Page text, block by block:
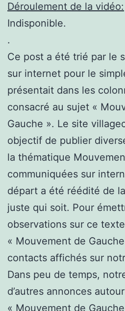
Déroulement de la vidéo:
Indisponible.
.
Ce post a été trié par le
sur internet pour le
présentait dans les
consacré au sujet «
Gauche ». Le site
objectif de publier
la thématique
communiquées sur
départ a été réédité de
juste qui soit. Pour
observations sur ce
« Mouvement de
contacts affichés sur
Dans peu de temps,
d’autres annonces
« Mouvement de